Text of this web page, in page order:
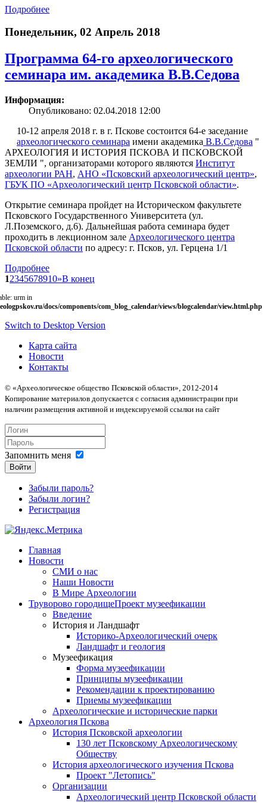
Подробнее
Понедельник, 02 Апрель 2018
Программа 64-го археологического
семинара им. академика В.В.Седова
Информация:
Опубликовано: 02.04.2018 12:00
10-12 апреля 2018 г. в г. Пскове состоится 64-е заседание
археологического семинара имени академика В.В.Седова "
АРХЕОЛОГИЯ И ИСТОРИЯ ПСКОВА И ПСКОВСКОЙ
ЗЕМЛИ ", организаторами которого являются Институт
археологии РАН, АНО «Псковский археологический центр»,
ГБУК ПО «Археологический центр Псковской области».
Открытие семинара пройдет на Историческом факультете
Псковского Государственного Университета (ул.
Л.Поземского, д.6). Дальнейшая работа семинара будет
проходить в лекционном зале Археологического центра
Псковской области по адресу: г. Псков, ул. Герцена 1/1
Подробнее
12345678910»В конец
urm in
docs/components/com_blog_calendar/views/blogcalendar/view.html.php
Switch to Desktop Version
Карта сайта
Новости
Контакты
© «Археологическое общество Псковской области», 2012-2014
Копирование материалов допускается с согласия администрации при
наличии размещения активной и индексируемой ссылки на сайт
Запомнить меня
Войти
Забыли пароль?
Забыли логин?
Регистрация
Главная
Новости
СМИ о нас
Наши Новости
В Мире Археологии
Труворово городищеПроект музеефикации
Введение
История и Ландшафт
Историко-Археологический очерк
Ландшафт и геология
Музеефикация
Форма музеефикации
Принципы музеефикации
Рекомендации к проектированию
Приемы музеефикации
Археологические и исторические парки
Археология Пскова
История Псковской археологии
130 лет Псковскому Археологическому
Обществу
История археологического изучения Пскова
Проект "Летопись"
Организации
Археологический центр Псковской области